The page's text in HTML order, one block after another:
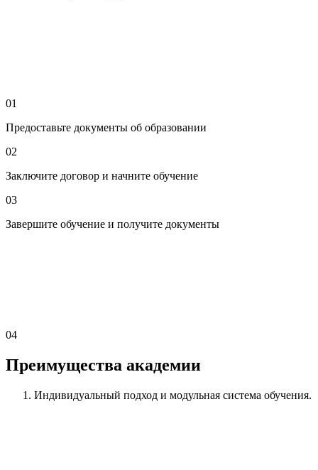
01
Предоставьте документы об образовании
02
Заключите договор и начните обучение
03
Завершите обучение и получите документы
04
Преимущества академии
Индивидуальный подход и модульная система обучения.